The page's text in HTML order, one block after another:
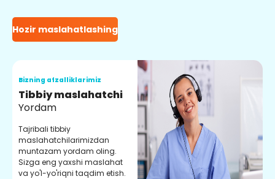
Hozir maslahatlashing
Bizning afzalliklarimiz
Tibbiy maslahatchi
Yordam
Tajribali tibbiy
maslahatchilarimizdan
muntazam yordam oling.
Sizga eng yaxshi maslahat
va yo'l-yo'riqni taqdim etish.